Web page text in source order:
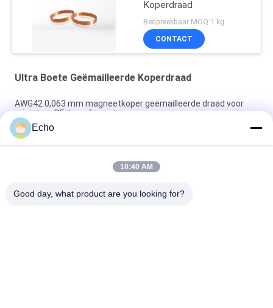
Koperdraad
Bespreekbaar MOQ:1 kg
CONTACT
Ultra Boete Geëmailleerde Koperdraad
AWG42 0,063 mm magneetkoper geëmailleerde draad voor
miniatuur RF-transformatoren
Polyurethaan 0,06 mm 155°C/180°C geëmailleerde ronde
koperdraad voor zeer zuiver koper geïsoleerde vaste stof
0,032 mm geëmailleerde koperen magneetdraad voor zeer
Echo
10:40 AM
Good day, what product are you looking for?